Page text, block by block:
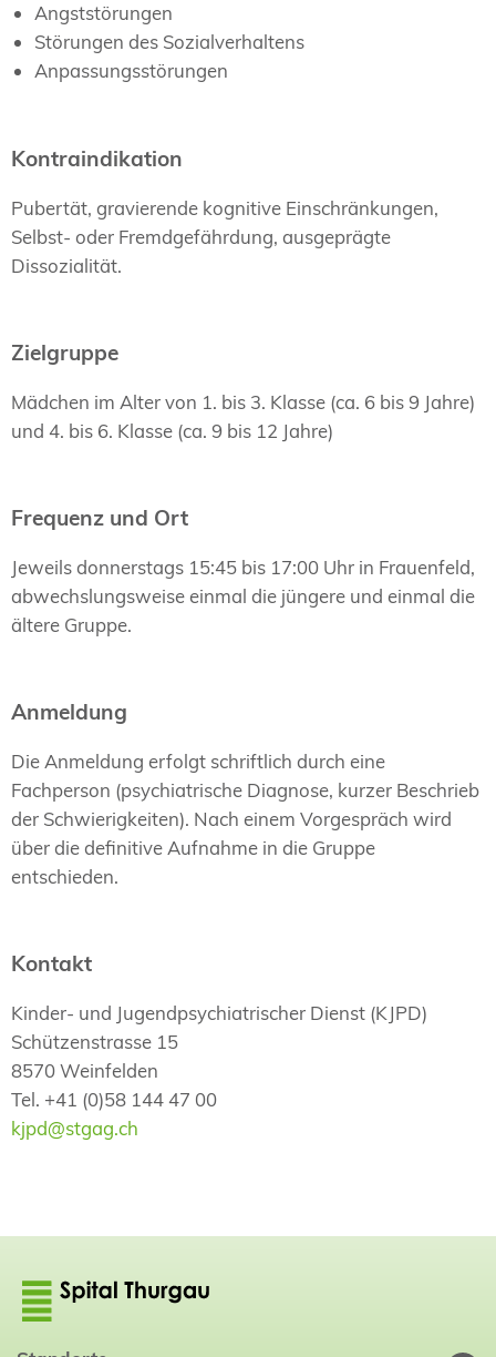
Angststörungen
Störungen des Sozialverhaltens
Anpassungsstörungen
Kontraindikation
Pubertät, gravierende kognitive Einschränkungen,
Selbst- oder Fremdgefährdung, ausgeprägte
Dissozialität.
Zielgruppe
Mädchen im Alter von 1. bis 3. Klasse (ca. 6 bis 9 Jahre)
und 4. bis 6. Klasse (ca. 9 bis 12 Jahre)
Frequenz und Ort
Jeweils donnerstags 15:45 bis 17:00 Uhr in Frauenfeld,
abwechslungsweise einmal die jüngere und einmal die
ältere Gruppe.
Anmeldung
Die Anmeldung erfolgt schriftlich durch eine
Fachperson (psychiatrische Diagnose, kurzer Beschrieb
der Schwierigkeiten). Nach einem Vorgespräch wird
über die definitive Aufnahme in die Gruppe
entschieden.
Kontakt
Kinder- und Jugendpsychiatrischer Dienst (KJPD)
Schützenstrasse 15
8570 Weinfelden
Tel. +41 (0)58 144 47 00
kjpd@stgag.ch